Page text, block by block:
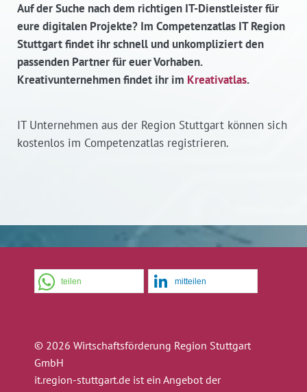
Auf der Suche nach dem richtigen IT-Dienstleister für
eure digitalen Projekte? Im Competenzatlas IT Region
Stuttgart findet ihr schnell und unkompliziert den
passenden Partner für euer Vorhaben.
Kreativunternehmen findet ihr im Kreativatlas.
IT Unternehmen aus der Region Stuttgart können sich
kostenlos im Competenzatlas registrieren.
teilen mitteilen
© 2026 Wirtschaftsförderung Region Stuttgart
GmbH
it.region-stuttgart.de ist ein Angebot der